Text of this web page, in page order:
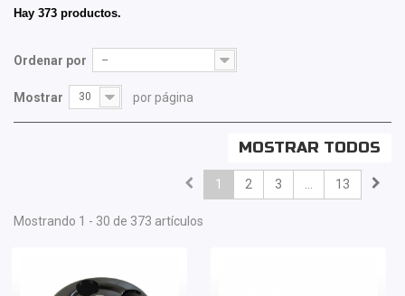
Hay 373 productos.
Ordenar por --
Mostrar 30 por página
MOSTRAR TODOS
1 2 3 ... 13
Mostrando 1 - 30 de 373 artículos